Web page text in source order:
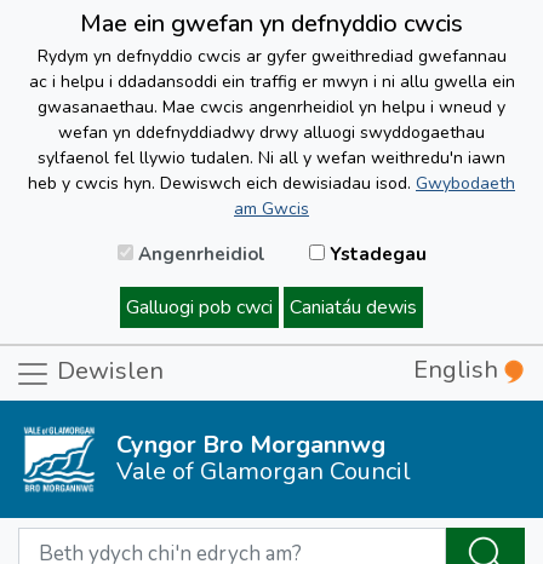
Mae ein gwefan yn defnyddio cwcis
Rydym yn defnyddio cwcis ar gyfer gweithrediad gwefannau
ac i helpu i ddadansoddi ein traffig er mwyn i ni allu gwella ein
gwasanaethau. Mae cwcis angenrheidiol yn helpu i wneud y
wefan yn ddefnyddiadwy drwy alluogi swyddogaethau
sylfaenol fel llywio tudalen. Ni all y wefan weithredu'n iawn
heb y cwcis hyn. Dewiswch eich dewisiadau isod. Gwybodaeth
am Gwcis
Angenrheidiol Ystadegau
Galluogi pob cwci Caniatáu dewis
Dewislen English
Cyngor Bro Morgannwg
Vale of Glamorgan Council